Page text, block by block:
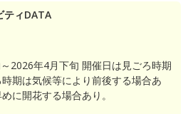
ティDATA
2026年4月下旬 開催日は見ごろ時期
期は気候等により前後する場合あ
に開花する場合あり。